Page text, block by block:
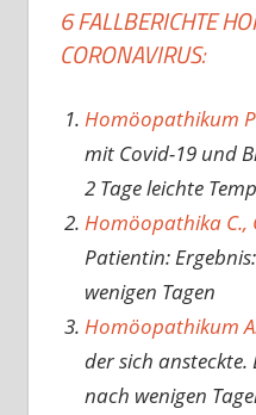
6 FALLBERICHTE
CORONAVIRUS:
Homöopathikum
mit Covid-19 und
2 Tage leichte
Homöopathika C.,
Patientin:
wenigen Tagen
Homöopathikum
der sich
nach wenigen